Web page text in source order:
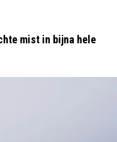
mist in bijna hele